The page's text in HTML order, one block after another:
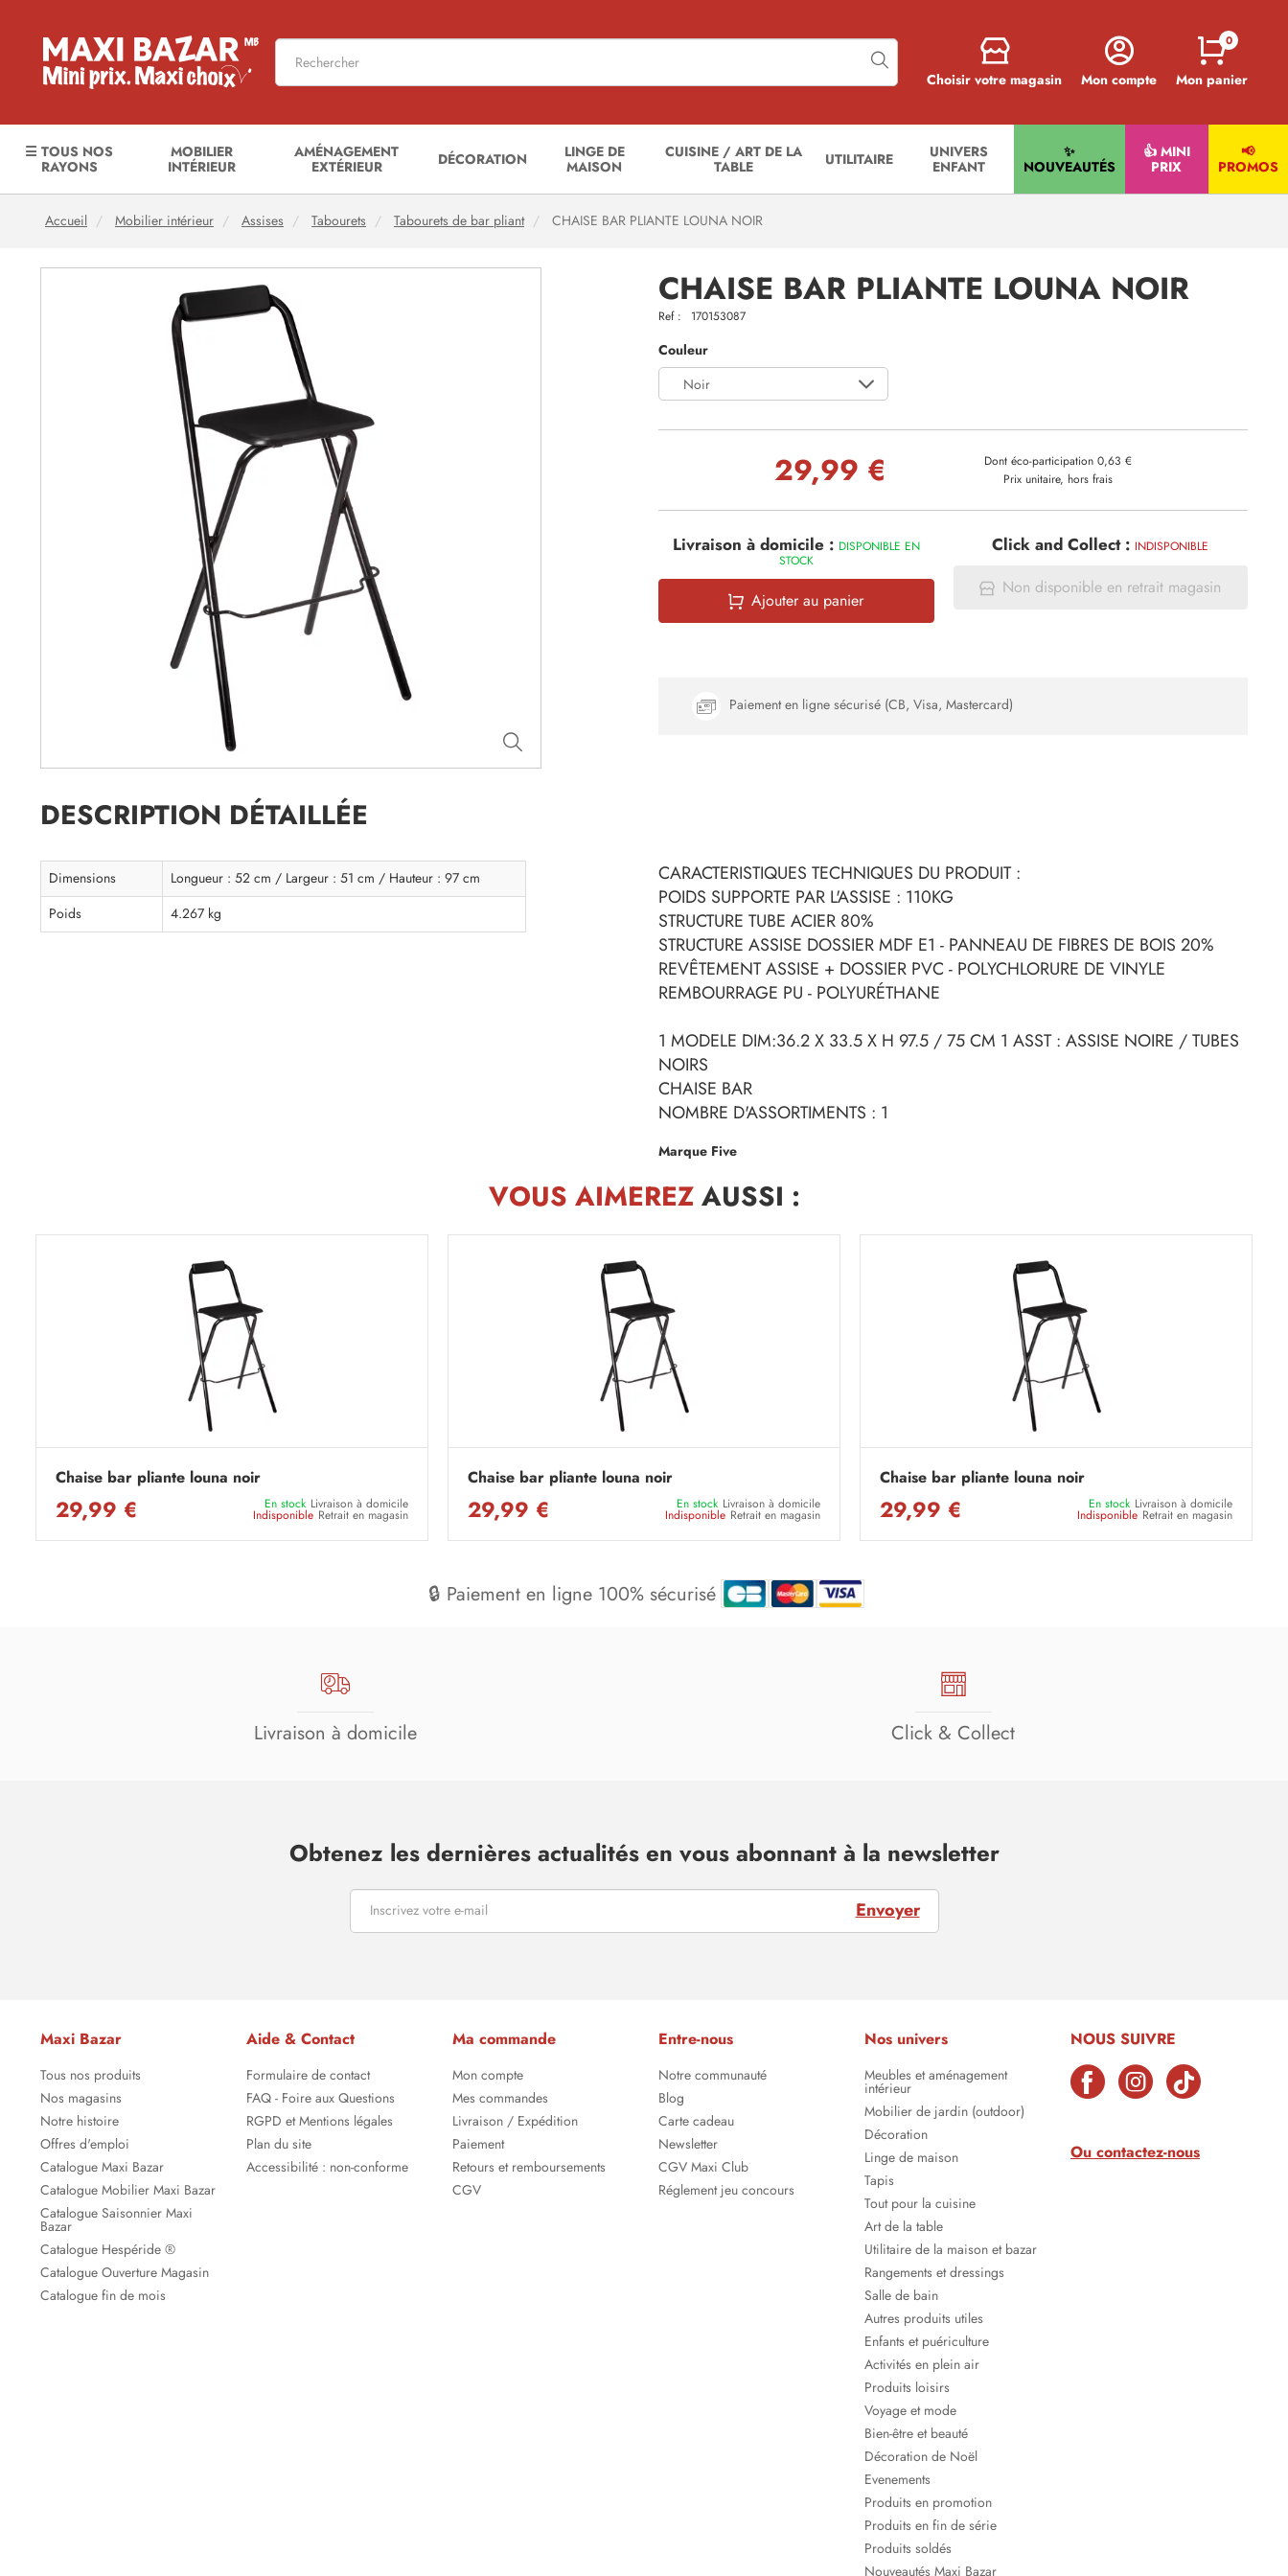
Choisir votre magasin Mon compte Mon panier
0
☰ TOUS NOS
RAYONS
MOBILIER
INTÉRIEUR
AMÉNAGEMENT
EXTÉRIEUR
DÉCORATION
LINGE DE
MAISON
CUISINE / ART DE LA
TABLE
UTILITAIRE
UNIVERS
ENFANT
✨
NOUVEAUTÉS
👍 MINI
PRIX
📢
PROMOS
Accueil Mobilier intérieur Assises Tabourets Tabourets de bar pliant CHAISE BAR PLIANTE LOUNA NOIR
CHAISE BAR PLIANTE LOUNA NOIR
Ref : 170153087
Couleur
Noir
29,99 €
Dont éco-participation 0,63 €
Prix unitaire, hors frais
Livraison à domicile : DISPONIBLE EN
STOCK
Ajouter au panier
Click and Collect : INDISPONIBLE
Non disponible en retrait magasin
Paiement en ligne sécurisé (CB, Visa, Mastercard)
DESCRIPTION DÉTAILLÉE
Dimensions
Longueur : 52 cm / Largeur : 51 cm / Hauteur : 97 cm
Poids
4.267 kg
CARACTERISTIQUES TECHNIQUES DU PRODUIT :
POIDS SUPPORTE PAR L'ASSISE : 110KG
STRUCTURE TUBE ACIER 80%
STRUCTURE ASSISE DOSSIER MDF E1 - PANNEAU DE FIBRES DE BOIS 20%
REVÊTEMENT ASSISE + DOSSIER PVC - POLYCHLORURE DE VINYLE
REMBOURRAGE PU - POLYURÉTHANE
1 MODELE DIM:36.2 X 33.5 X H 97.5 / 75 CM 1 ASST : ASSISE NOIRE / TUBES
NOIRS
CHAISE BAR
NOMBRE D'ASSORTIMENTS : 1
Marque Five
VOUS AIMEREZAUSSI :
Chaise bar pliante louna noir
29,99 € En stock Livraison à domicile
Indisponible Retrait en magasin
Chaise bar pliante louna noir
29,99 € En stock Livraison à domicile
Indisponible Retrait en magasin
Chaise bar pliante louna noir
29,99 € En stock Livraison à domicile
Indisponible Retrait en magasin
🔒 Paiement en ligne 100% sécurisé
Livraison à domicile Click & Collect
Obtenez les dernières actualités en vous abonnant à la newsletter
Envoyer
Maxi Bazar
Tous nos produits
Nos magasins
Notre histoire
Offres d'emploi
Catalogue Maxi Bazar
Catalogue Mobilier Maxi Bazar
Catalogue Saisonnier Maxi
Bazar
Catalogue Hespéride ®
Catalogue Ouverture Magasin
Catalogue fin de mois
Aide & Contact
Formulaire de contact
FAQ - Foire aux Questions
RGPD et Mentions légales
Plan du site
Accessibilité : non-conforme
Ma commande
Mon compte
Mes commandes
Livraison / Expédition
Paiement
Retours et remboursements
CGV
Entre-nous
Notre communauté
Blog
Carte cadeau
Newsletter
CGV Maxi Club
Réglement jeu concours
Nos univers
Meubles et aménagement
intérieur
Mobilier de jardin (outdoor)
Décoration
Linge de maison
Tapis
Tout pour la cuisine
Art de la table
Utilitaire de la maison et bazar
Rangements et dressings
Salle de bain
Autres produits utiles
Enfants et puériculture
Activités en plein air
Produits loisirs
Voyage et mode
Bien-être et beauté
Décoration de Noël
Evenements
Produits en promotion
Produits en fin de série
Produits soldés
Nouveautés Maxi Bazar
NOUS SUIVRE
Ou contactez-nous